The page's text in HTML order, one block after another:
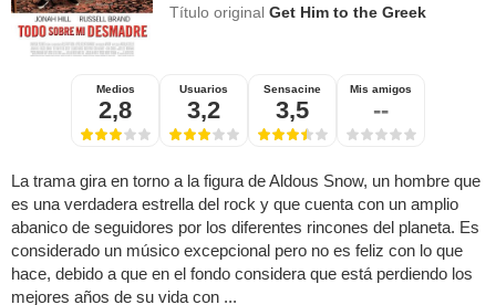
Título originalGet Him to the Greek
Medios
2,8
Usuarios
3,2
Sensacine
3,5
Mis amigos
--
La trama gira en torno a la figura de Aldous Snow, un hombre que
es una verdadera estrella del rock y que cuenta con un amplio
abanico de seguidores por los diferentes rincones del planeta. Es
considerado un músico excepcional pero no es feliz con lo que
hace, debido a que en el fondo considera que está perdiendo los
mejores años de su vida con ...